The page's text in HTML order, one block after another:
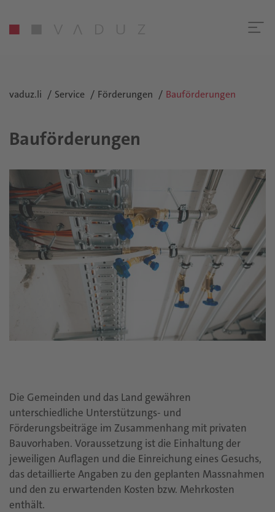
vaduz.li Service Förderungen Bauförderungen
Bauförderungen
Die Gemeinden und das Land gewähren
unterschiedliche Unterstützungs- und
Förderungsbeiträge im Zusammenhang mit privaten
Bauvorhaben. Voraussetzung ist die Einhaltung der
jeweiligen Auflagen und die Einreichung eines Gesuchs,
das detaillierte Angaben zu den geplanten Massnahmen
und den zu erwartenden Kosten bzw. Mehrkosten
enthält.